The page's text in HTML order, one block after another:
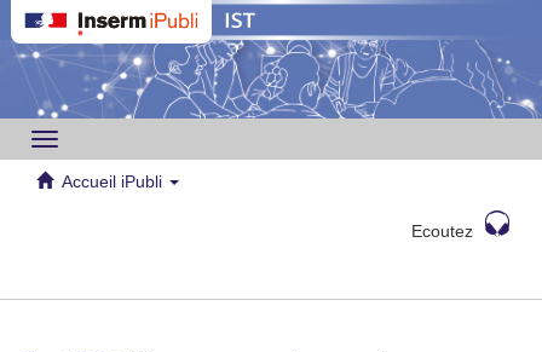
Toggle
navigation
Accueil iPubli
Ecoutez